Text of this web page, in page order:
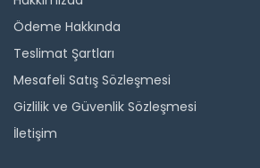
Ödeme Hakkında
Teslimat Şartları
Mesafeli Satış Sözleşmesi
Gizlilik ve Güvenlik Sözleşmesi
İletişim